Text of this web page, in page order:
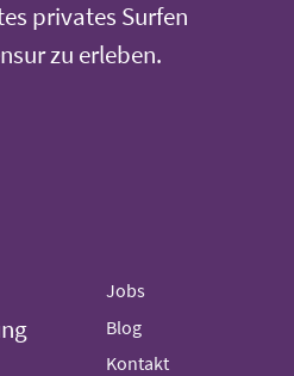
privates Surfen
zu erleben.
Jobs
Blog
Kontakt